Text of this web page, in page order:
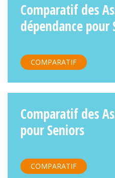
Comparatif des
dépendance pour
COMPARATIF
Comparatif des
pour Seniors
COMPARATIF